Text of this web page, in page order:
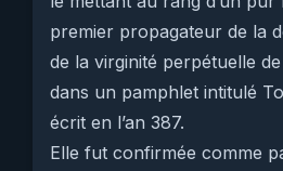
premier propagateur de la
de la virginité perpétuelle
dans un pamphlet intitulé
écrit en l’an 387.
Elle fut confirmée comme